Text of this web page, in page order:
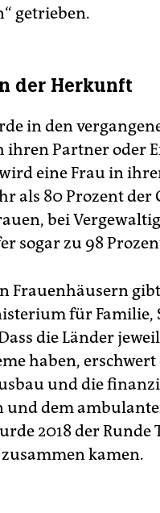
getrieben.
der Herkunft
in den
ihren Partner oder
eine Frau in
als 80 Prozent
bei
sogar zu 98
Frauenhäusern
für Familie,
die Länder
haben,
und die
und dem
2018 der Runde
kamen.